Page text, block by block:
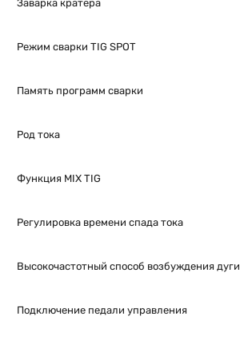
Заварка кратера
Режим сварки TIG SPOT
Память программ сварки
Род тока
Функция MIX TIG
Регулировка времени спада тока
Высокочастотный способ возбуждения дуги
Подключение педали управления